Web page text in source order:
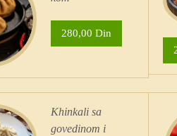
280,00 Din
Khinkali sa
govedinom i